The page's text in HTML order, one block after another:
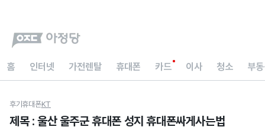
홈 인터넷 가전렌탈 휴대폰 카드 이사 청소 부
후기휴대폰KT
제목 : 울산 울주군 휴대폰 성지 휴대폰싸게사는법